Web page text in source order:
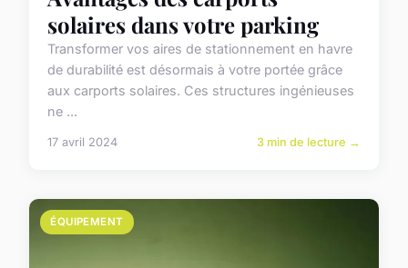
solaires dans votre parking
Transformer vos aires de stationnement en havre
de durabilité est désormais à votre portée grâce
aux carports solaires. Ces structures ingénieuses
ne ...
17 avril 2024 3 min de lecture →
ÉQUIPEMENT